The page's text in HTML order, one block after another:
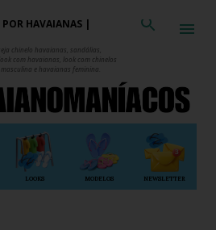
o conteúdo principal
HAVAIANAS |
chinelo havaianas, sandálias,
com havaianas, look com chinelos
e havaianas feminina.
LOOKS MODELOS NEWSLETTER